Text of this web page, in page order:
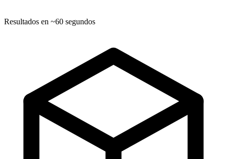
Resultados en ~60 segundos